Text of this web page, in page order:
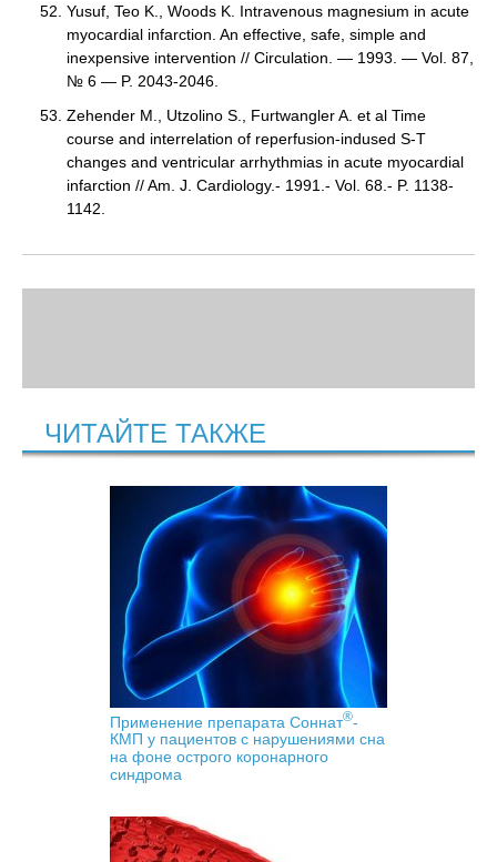
Yusuf, Teo K., Woods K. Intravenous magnesium in acute
myocardial infarction. An effective, safe, simple and
inexpensive intervention // Circulation. — 1993. — Vol. 87,
№ 6 — P. 2043-2046.
Zehender M., Utzolino S., Furtwangler A. et al Time
course and interrelation of reperfusion-indused S-T
changes and ventricular arrhythmias in acute myocardial
infarction // Am. J. Cardiology.- 1991.- Vol. 68.- P. 1138-
1142.
ЧИТАЙТЕ ТАКЖЕ
Применение препарата Соннат®-
КМП у пациентов с нарушениями сна
на фоне острого коронарного
синдрома